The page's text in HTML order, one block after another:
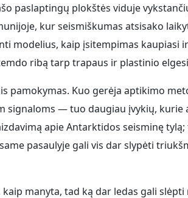
paslaptingų plokštės viduje
kur seismiškumas atsisako
modelius, kaip įsitempimas kaupiasi
ribą tarp trapaus ir plastinio
pamokymas. Kuo gerėja aptikimo
— tuo daugiau įvykių, kurie
apie Antarktidos seisminę
pasaulyje gali vis dar slypėti
manyta, tad ką dar ledas gali slėpti